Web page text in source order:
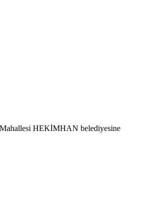
HEKİMHAN belediyesine